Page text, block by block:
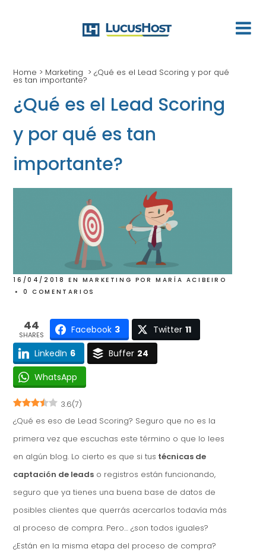
Home > Marketing >¿Qué es el Lead Scoring y por qué
es tan importante?
¿Qué es el Lead Scoring
y por qué es tan
importante?
16/04/2018 EN MARKETING PORMARÍA ACIBEIRO
0 COMENTARIOS
44
SHARES Facebook 3 Twitter 11
LinkedIn 6 Buffer 24
WhatsApp
3.6(7)
¿Qué es eso de Lead Scoring? Seguro que no es la
primera vez que escuchas este término o que lo lees
en algún blog. Lo cierto es que si tus técnicas de
captación de leads o registros están funcionando,
seguro que ya tienes una buena base de datos de
posibles clientes que querrás acercarlos todavía más
al proceso de compra. Pero… ¿son todos iguales?
¿Están en la misma etapa del proceso de compra?